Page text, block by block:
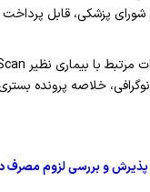
به نام شورای پزشکی،
خلاصه پرونده
پذیرش و بررسی لزوم